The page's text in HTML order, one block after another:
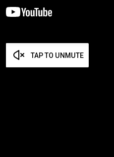
TAP TO UNMUTE